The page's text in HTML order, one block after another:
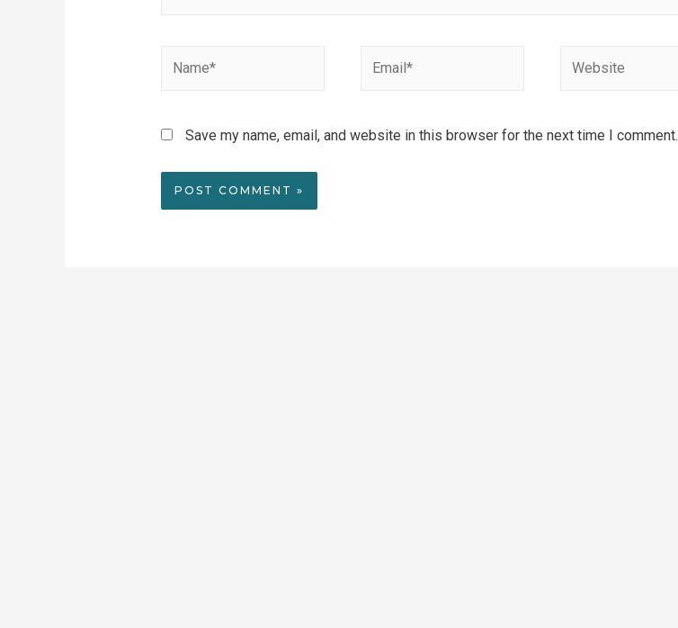
Save my name, email, and website in this browser for the next time I comment.